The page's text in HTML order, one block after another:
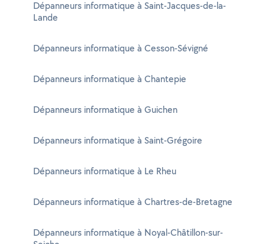
Dépanneurs informatique à Saint-Jacques-de-la-
Lande
Dépanneurs informatique à Cesson-Sévigné
Dépanneurs informatique à Chantepie
Dépanneurs informatique à Guichen
Dépanneurs informatique à Saint-Grégoire
Dépanneurs informatique à Le Rheu
Dépanneurs informatique à Chartres-de-Bretagne
Dépanneurs informatique à Noyal-Châtillon-sur-